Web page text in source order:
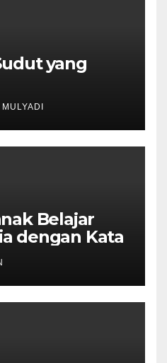
yang
Belajar
dengan Kata